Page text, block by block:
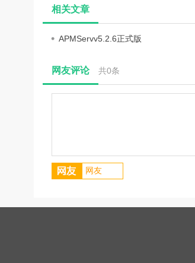
费版
相关文章
APMServv5.2.6正式版
网友评论 共0条